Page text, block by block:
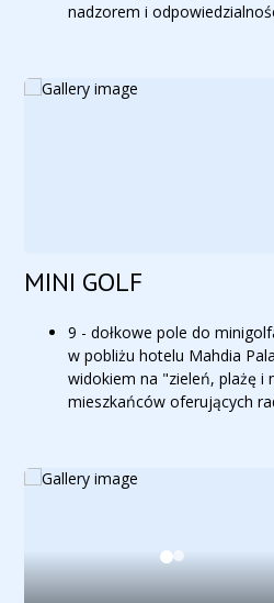
nadzorem i
MINI GOLF
9 - dołkowe pole do
w pobliżu hotelu Mahdia
widokiem na "zieleń, plażę i
mieszkańców oferujących